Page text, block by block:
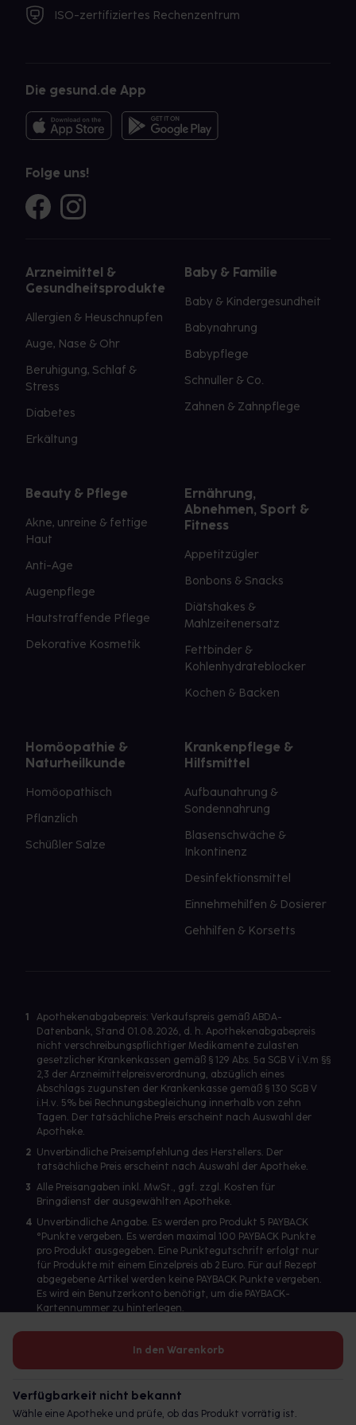
In den Warenkorb
Verfügbarkeit nicht bekannt
Wähle eine Apotheke und prüfe, ob das Produkt vorrätig ist.
ISO-zertifiziertes Rechenzentrum
Die gesund.de App
Folge uns!
Arzneimittel &
Gesundheitsprodukte
Allergien & Heuschnupfen
Auge, Nase & Ohr
Beruhigung, Schlaf &
Stress
Diabetes
Erkältung
Baby & Familie
Baby & Kindergesundheit
Babynahrung
Babypflege
Schnuller & Co.
Zahnen & Zahnpflege
Beauty & Pflege
Akne, unreine & fettige
Haut
Anti-Age
Augenpflege
Hautstraffende Pflege
Dekorative Kosmetik
Ernährung,
Abnehmen, Sport &
Fitness
Appetitzügler
Bonbons & Snacks
Diätshakes &
Mahlzeitenersatz
Fettbinder &
Kohlenhydrateblocker
Kochen & Backen
Homöopathie &
Naturheilkunde
Homöopathisch
Pflanzlich
Schüßler Salze
Krankenpflege &
Hilfsmittel
Aufbaunahrung &
Sondennahrung
Blasenschwäche &
Inkontinenz
Desinfektionsmittel
Einnehmehilfen & Dosierer
Gehhilfen & Korsetts
1
Apothekenabgabepreis: Verkaufspreis gemäß ABDA-
Datenbank, Stand 01.08.2026, d. h. Apothekenabgabepreis
nicht verschreibungspflichtiger Medikamente zulasten
gesetzlicher Krankenkassen gemäß § 129 Abs. 5a SGB V i.V.m §§
2,3 der Arzneimittelpreisverordnung, abzüglich eines
Abschlags zugunsten der Krankenkasse gemäß § 130 SGB V
i.H.v. 5% bei Rechnungsbegleichung innerhalb von zehn
Tagen. Der tatsächliche Preis erscheint nach Auswahl der
Apotheke.
2 Unverbindliche Preisempfehlung des Herstellers. Der
tatsächliche Preis erscheint nach Auswahl der Apotheke.
3 Alle Preisangaben inkl. MwSt., ggf. zzgl. Kosten für
Bringdienst der ausgewählten Apotheke.
4 Unverbindliche Angabe. Es werden pro Produkt 5 PAYBACK
°Punkte vergeben. Es werden maximal 100 PAYBACK Punkte
pro Produkt ausgegeben. Eine Punktegutschrift erfolgt nur
für Produkte mit einem Einzelpreis ab 2 Euro. Für auf Rezept
abgegebene Artikel werden keine PAYBACK Punkte vergeben.
Es wird ein Benutzerkonto benötigt, um die PAYBACK-
Kartennummer zu hinterlegen.
Betreiber des Portals und verantwortlich: gesund.de GmbH &
© 2026 gesund.de GmbH & Co. KG